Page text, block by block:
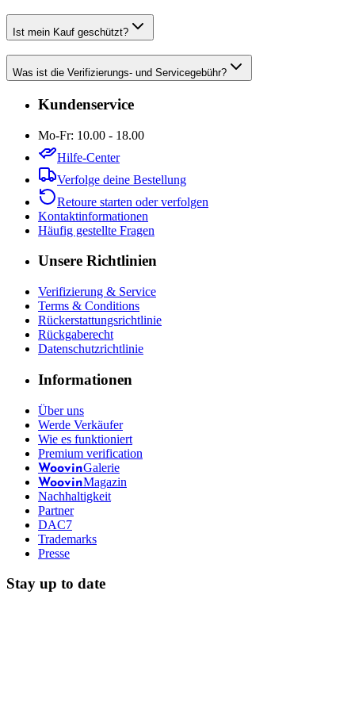
Ist mein Kauf geschützt?
Was ist die Verifizierungs- und Servicegebühr?
Kundenservice
Mo-Fr: 10.00 - 18.00
Hilfe-Center
Verfolge deine Bestellung
Retoure starten oder verfolgen
Kontaktinformationen
Häufig gestellte Fragen
Unsere Richtlinien
Verifizierung & Service
Terms & Conditions
Rückerstattungsrichtlinie
Rückgaberecht
Datenschutzrichtlinie
Informationen
Über uns
Werde Verkäufer
Wie es funktioniert
Premium verification
WoovinGalerie
WoovinMagazin
Nachhaltigkeit
Partner
DAC7
Trademarks
Presse
Stay up to date